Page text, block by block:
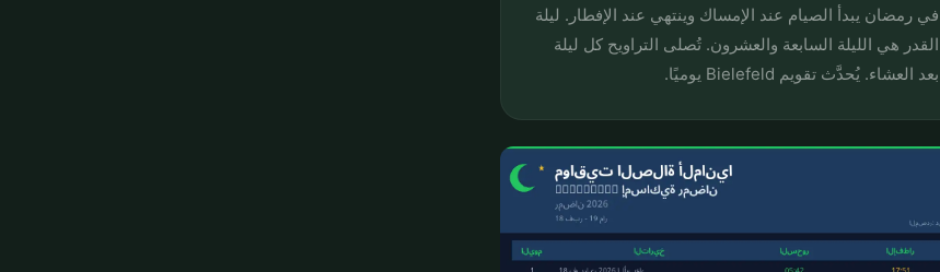
في رمضان يبدأ الصيام عند الإمساك وينتهي عند الإفطار. ليلة
القدر هي الليلة السابعة والعشرون. تُصلى التراويح كل ليلة
بعد العشاء. يُحدَّث تقويم Bielefeld يوميًا.